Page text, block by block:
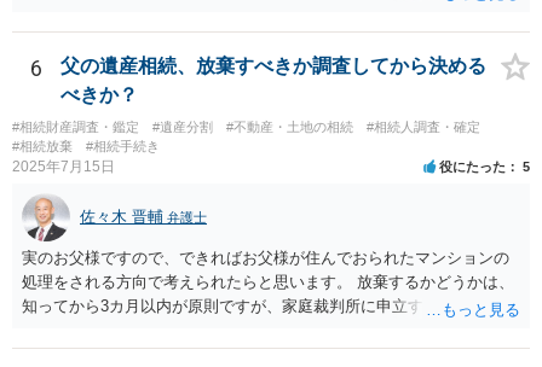
預金の入出金履歴を調べたわけではありません。 残念ながら、事案
や目的も異なりますし、開示の内容も異なります。
6
父の遺産相続、放棄すべきか調査してから決める
べきか？
#相続財産調査・鑑定 #遺産分割 #不動産・土地の相続
#相続人調査・確定
#相続放棄
#相続手続き
2025年7月15日 役にたった 5
佐々木 晋輔 弁護士
実のお父様ですので、できればお父様が住んでおられたマンションの
処理をされる方向で考えられたらと思います。 放棄するかどうかは、
知ってから3カ月以内が原則ですが、家庭裁判所に申立すれば3カ月の
放棄するかどうか決めることができます。 銀行やサラ金が数年も放置